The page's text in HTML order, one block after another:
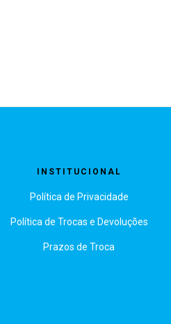
INSTITUCIONAL
Política de Privacidade
Política de Trocas e Devoluções
Prazos de Troca